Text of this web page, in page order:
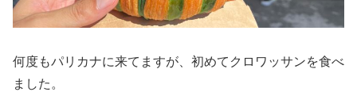
何度もパリカナに来てますが、初めてクロワッサンを食べ
ました。